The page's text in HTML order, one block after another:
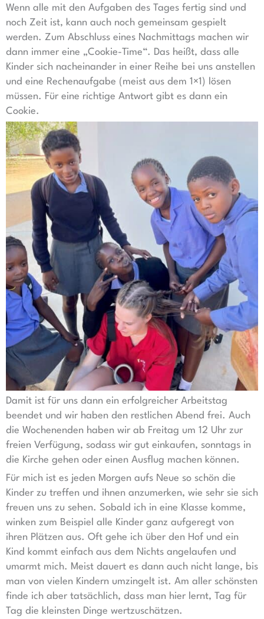
Wenn alle mit den Aufgaben des Tages fertig sind und
noch Zeit ist, kann auch noch gemeinsam gespielt
werden. Zum Abschluss eines Nachmittags machen wir
dann immer eine „Cookie-Time“. Das heißt, dass alle
Kinder sich nacheinander in einer Reihe bei uns anstellen
und eine Rechenaufgabe (meist aus dem 1×1) lösen
müssen. Für eine richtige Antwort gibt es dann ein
Cookie.
Damit ist für uns dann ein erfolgreicher Arbeitstag
beendet und wir haben den restlichen Abend frei. Auch
die Wochenenden haben wir ab Freitag um 12 Uhr zur
freien Verfügung, sodass wir gut einkaufen, sonntags in
die Kirche gehen oder einen Ausflug machen können.
Für mich ist es jeden Morgen aufs Neue so schön die
Kinder zu treffen und ihnen anzumerken, wie sehr sie sich
freuen uns zu sehen. Sobald ich in eine Klasse komme,
winken zum Beispiel alle Kinder ganz aufgeregt von
ihren Plätzen aus. Oft gehe ich über den Hof und ein
Kind kommt einfach aus dem Nichts angelaufen und
umarmt mich. Meist dauert es dann auch nicht lange, bis
man von vielen Kindern umzingelt ist. Am aller schönsten
finde ich aber tatsächlich, dass man hier lernt, Tag für
Tag die kleinsten Dinge wertzuschätzen.